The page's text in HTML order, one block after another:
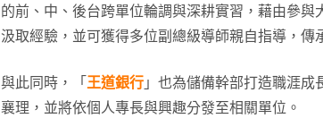
的前、中、後台跨單位輪調與深耕實習，藉由參與
汲取經驗，並可獲得多位副總級導師親自指導，傳
與此同時，「 王道銀行 」也為儲備幹部打造職涯
襄理，並將依個人專長與興趣分發至相關單位。